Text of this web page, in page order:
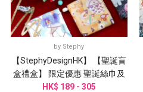
by Stephy
【StephyDesignHK】 【聖誕盲
盒禮盒】 限定優惠 聖誕絲巾及
絲巾扣盲盒系列
HK$ 189 - 305